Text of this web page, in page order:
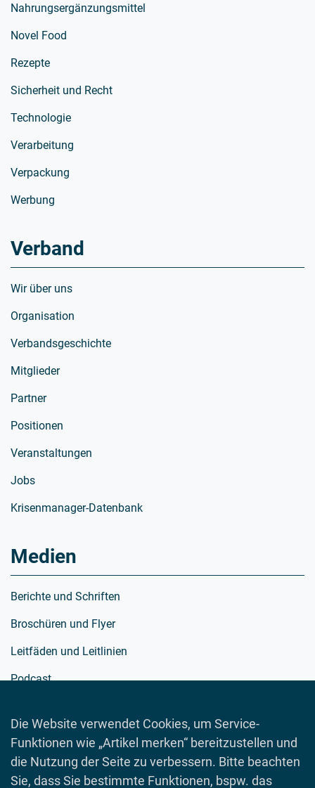
Die Website verwendet Cookies, um Service-
Funktionen wie „Artikel merken“ bereitzustellen und
die Nutzung der Seite zu verbessern. Bitte beachten
Sie, dass Sie bestimmte Funktionen, bspw. das
Nahrungsergänzungsmittel
Novel Food
Rezepte
Sicherheit und Recht
Technologie
Verarbeitung
Verpackung
Werbung
Verband
Wir über uns
Organisation
Verbandsgeschichte
Mitglieder
Partner
Positionen
Veranstaltungen
Jobs
Krisenmanager-Datenbank
Medien
Berichte und Schriften
Broschüren und Flyer
Leitfäden und Leitlinien
Podcast
Spielewelt